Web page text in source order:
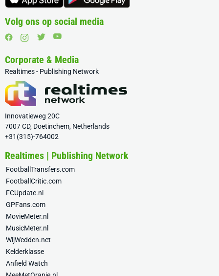
Volg ons op social media
Corporate & Media
Realtimes - Publishing Network
Innovatieweg 20C
7007 CD, Doetinchem, Netherlands
+31(315)-764002
Realtimes | Publishing Network
FootballTransfers.com
FootballCritic.com
FCUpdate.nl
GPFans.com
MovieMeter.nl
MusicMeter.nl
WijWedden.net
Kelderklasse
Anfield Watch